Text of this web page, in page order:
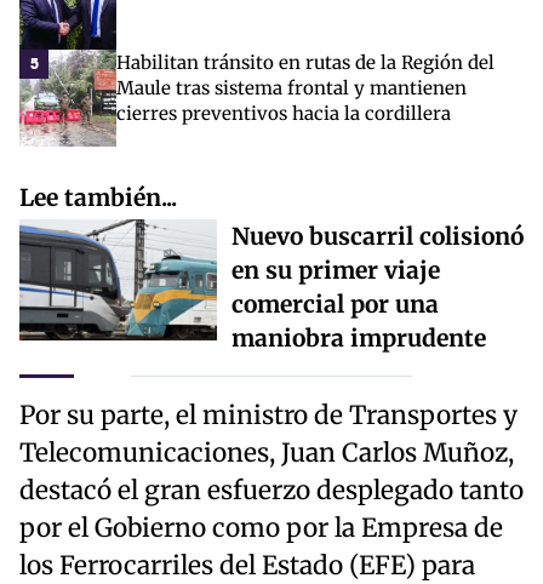
5
Habilitan tránsito en rutas de la Región del
Maule tras sistema frontal y mantienen
cierres preventivos hacia la cordillera
Lee también...
Nuevo buscarril colisionó
en su primer viaje
comercial por una
maniobra imprudente
Por su parte, el ministro de Transportes y
Telecomunicaciones, Juan Carlos Muñoz,
destacó el gran esfuerzo desplegado tanto
por el Gobierno como por la Empresa de
los Ferrocarriles del Estado (EFE) para